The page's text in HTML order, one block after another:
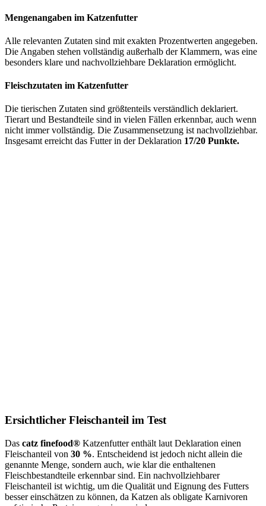
Mengenangaben im Katzenfutter
Alle relevanten Zutaten sind mit exakten Prozentwerten angegeben.
Die Angaben stehen vollständig außerhalb der Klammern, was eine
besonders klare und nachvollziehbare Deklaration ermöglicht.
Fleischzutaten im Katzenfutter
Die tierischen Zutaten sind größtenteils verständlich deklariert.
Tierart und Bestandteile sind in vielen Fällen erkennbar, auch wenn
nicht immer vollständig. Die Zusammensetzung ist nachvollziehbar.
Insgesamt erreicht das Futter in der Deklaration 17/20 Punkte.
Ersichtlicher Fleischanteil im Test
Das catz finefood® Katzenfutter enthält laut Deklaration einen
Fleischanteil von 30 %. Entscheidend ist jedoch nicht allein die
genannte Menge, sondern auch, wie klar die enthaltenen
Fleischbestandteile erkennbar sind. Ein nachvollziehbarer
Fleischanteil ist wichtig, um die Qualität und Eignung des Futters
besser einschätzen zu können, da Katzen als obligate Karnivoren